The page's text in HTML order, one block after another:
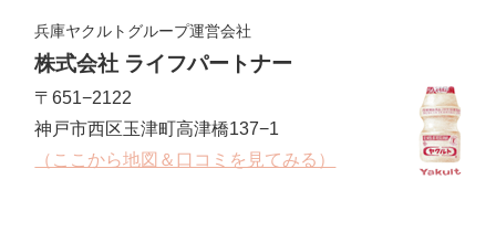
兵庫ヤクルトグループ運営会社
株式会社 ライフパートナー
〒651−2122
神戸市西区玉津町高津橋137−1
（ここから地図＆口コミを見てみる）